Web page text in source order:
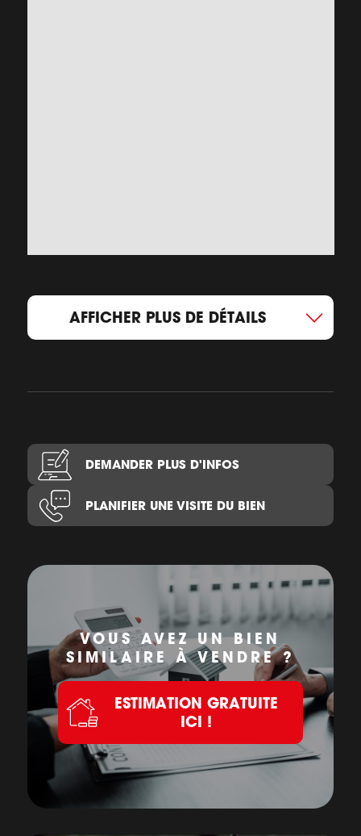
AFFICHER PLUS DE DÉTAILS
DEMANDER PLUS D'INFOS
PLANIFIER UNE VISITE DU BIEN
VOUS AVEZ UN BIEN
SIMILAIRE À VENDRE ?
ESTIMATION GRATUITE
ICI !